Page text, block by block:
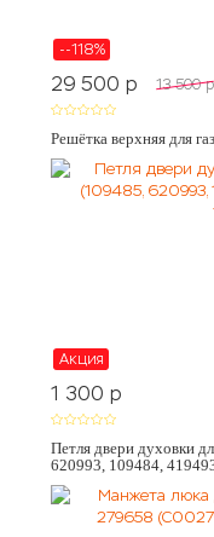
--118%
29 500 p 13 500 p
Решётка верхняя для
Акция
1 300 p
Петля двери духовки
620993, 109484,